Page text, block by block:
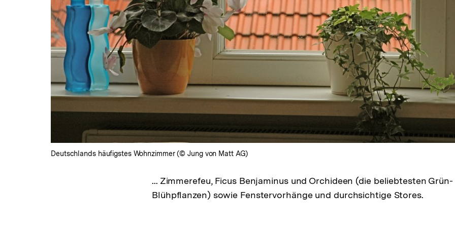
Deutschlands häufigstes Wohnzimmer (© Jung von Matt AG)
... Zimmerefeu, Ficus Benjaminus und Orchideen (die beliebtesten
Blühpflanzen) sowie Fenstervorhänge und durchsichtige Stores.